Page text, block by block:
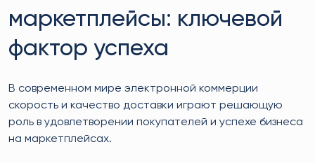
маркетплейсы: ключевой
фактор успеха
В современном мире электронной коммерции
скорость и качество доставки играют решающую
роль в удовлетворении покупателей и успехе бизнеса
на маркетплейсах.